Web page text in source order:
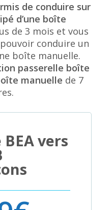
de conduire sur
d’une boîte
de 3 mois et vous
conduire un
boîte manuelle.
passerelle boîte
manuelle de 7
vers